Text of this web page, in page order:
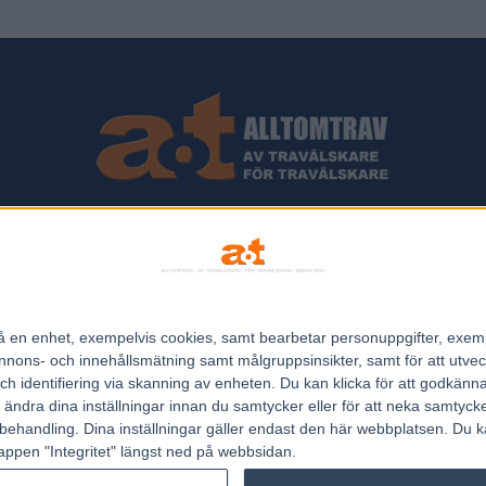
enhet, exempelvis cookies, samt bearbetar personuppgifter,
och innehållsmätning samt målgruppsinsikter, samt för att
identifiering via skanning av enheten. Du kan klicka för att
dina inställningar innan du samtycker eller för att neka
Dina inställningar gäller endast den här webbplatsen. Du
"Integritet" längst ned på webbsidan.
Allt Om Trav - För Travälskare - Av Travälskare - sedan 2005.
Kontakta oss:kontakt@regemedia.se